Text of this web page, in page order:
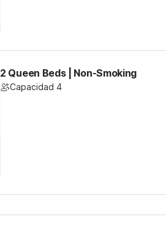
2 Queen Beds | Non-Smoking
Capacidad 4